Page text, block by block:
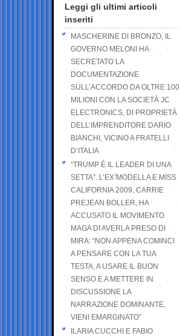
Leggi gli ultimi articoli
inseriti
MASCHERINE DI BRONZO, IL
GOVERNO MELONI HA
SECRETATO LA
DOCUMENTAZIONE
SULL’ACCORDO DA OLTRE 100
MILIONI CON LA SOCIETÀ JC
ELECTRONICS, DI PROPRIETÀ
DELL’IMPRENDITORE DARIO
BIANCHI, VICINO A FRATELLI
D’ITALIA
“TRUMP È IL LEADER DI UNA
SETTA”. L’EX MODELLA E MISS
CALIFORNIA 2009, CARRIE
PREJEAN BOLLER, HA
ACCUSATO IL MOVIMENTO
MAGA DI AVERLA PRESO DI
MIRA: “NON APPENA COMINCI
A PENSARE CON LA TUA
TESTA, A USARE IL BUON
SENSO E A METTERE IN
DISCUSSIONE LA
NARRAZIONE DOMINANTE,
VIENI EMARGINATO”
ILARIA CUCCHI E FABIO